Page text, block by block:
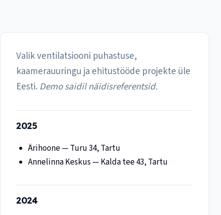
Valik ventilatsiooni puhastuse,
kaamerauuringu ja ehitustööde projekte üle
Eesti. Demo saidil näidisreferentsid.
2025
Ärihoone — Turu 34, Tartu
Annelinna Keskus — Kalda tee 43, Tartu
2024